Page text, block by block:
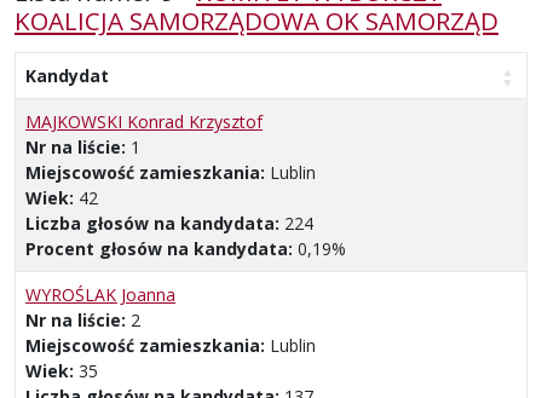
KOALICJA SAMORZĄDOWA OK SAMORZĄD
Kandydat
MAJKOWSKI Konrad Krzysztof
Nr na liście: 1
Miejscowość zamieszkania: Lublin
Wiek: 42
Liczba głosów na kandydata: 224
Procent głosów na kandydata: 0,19%
WYROŚLAK Joanna
Nr na liście: 2
Miejscowość zamieszkania: Lublin
Wiek: 35